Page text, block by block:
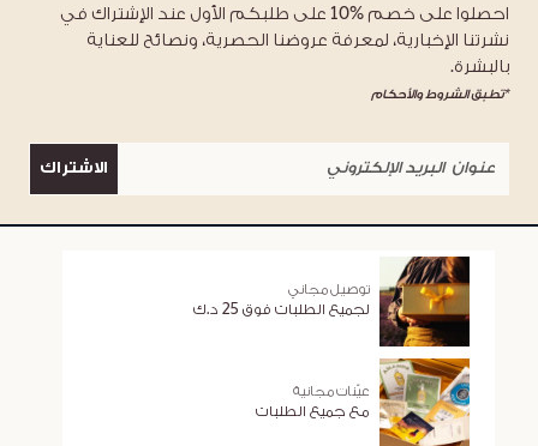
احصلوا على خصم %10 على طلبكم الأول عند الإشتراك في
نشرتنا الإخبارية، لمعرفة عروضنا الحصرية، ونصائح للعناية
بالبشرة.
*تطبق الشروط والأحكام
الاشتراك
توصيل مجاني
لجميع الطلبات فوق 25 د.ك
عيّنات مجانية
مع جميع الطلبات